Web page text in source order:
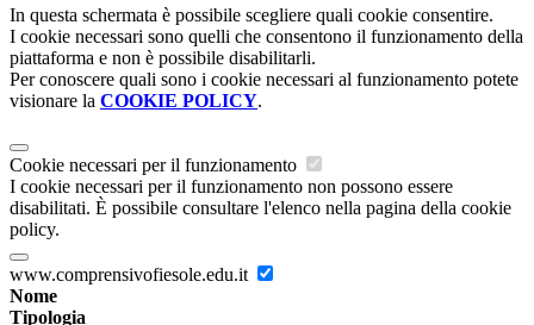
In questa schermata è possibile scegliere quali cookie consentire.
I cookie necessari sono quelli che consentono il funzionamento della
piattaforma e non è possibile disabilitarli.
Per conoscere quali sono i cookie necessari al funzionamento potete
visionare la COOKIE POLICY.
Cookie necessari per il funzionamento
I cookie necessari per il funzionamento non possono essere
disabilitati. È possibile consultare l'elenco nella pagina della cookie
policy.
www.comprensivofiesole.edu.it
Nome
Tipologia